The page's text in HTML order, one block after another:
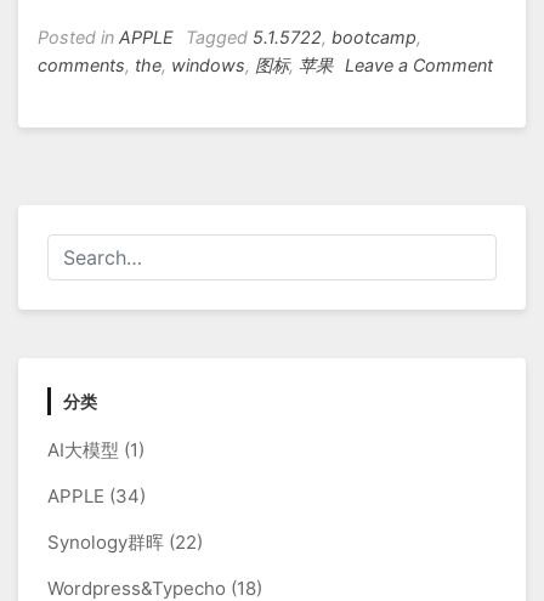
Posted in APPLE Tagged 5.1.5722, bootcamp,
comments, the, windows, 图标, 苹果 Leave a Commenton
用
键
盘
分类
AI大模型 (1)
APPLE (34)
Synology群晖 (22)
Wordpress&Typecho (18)